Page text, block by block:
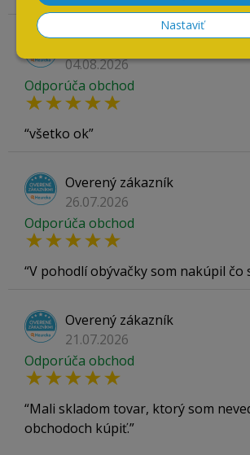
Nastaviť
04.08.2026
Odporúča obchod
všetko ok
Overený zákazník
26.07.2026
Odporúča obchod
V pohodlí obývačky som nakúpil čo
Overený zákazník
21.07.2026
Odporúča obchod
Mali skladom tovar, ktorý som
obchodoch kúpiť.